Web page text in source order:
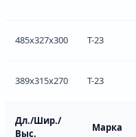
485x327x300 Т-23
389x315x270 Т-23
Дл./Шир./
Выс.
Марка